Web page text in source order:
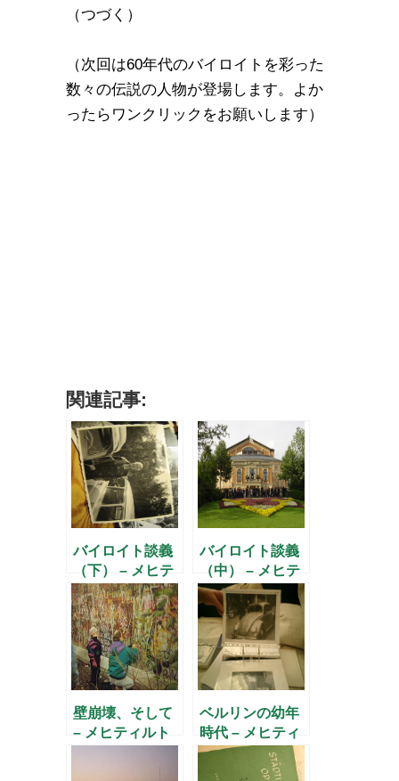
（つづく）
（次回は60年代のバイロイトを彩った
数々の伝説の人物が登場します。よか
ったらワンクリックをお願いします）
関連記事:
バイロイト談義
（下） – メヒテ
ィルトさんに聞
く(4) –
バイロイト談義
（中） – メヒテ
ィルトさんに聞
く(3) –
壁崩壊、そして
– メヒティルト
ベルリンの幼年
時代 – メヒティ
ルトさんに聞く
(1) –